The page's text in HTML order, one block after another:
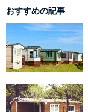
おすすめの記事